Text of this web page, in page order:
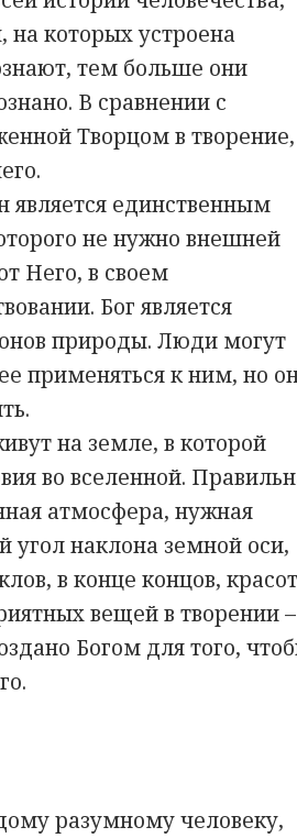
на которых устроена
тем больше они
В сравнении с
Творцом в творение,
является единственным
не нужно внешней
Него, в своем
Бог является
природы. Люди могут
применяться к ним, но
на земле, в которой
во вселенной.
атмосфера, нужная
угол наклона земной оси,
в конце концов,
вещей в творении
Богом для того,
разумному человеку,